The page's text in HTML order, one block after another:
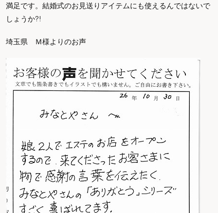
満足です。結婚式のお見送りアイテムにも使えるんではないで
しょうか?!
埼玉県 Ｍ様よりのお声